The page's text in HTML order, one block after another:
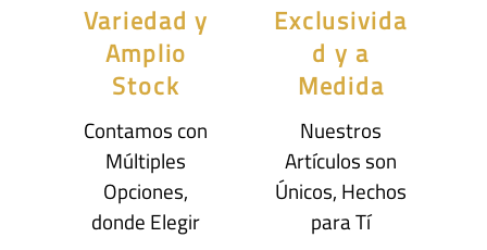
Variedad y
Amplio
Stock
Contamos con
Múltiples
Opciones,
donde Elegir
Exclusivida
d y a
Medida
Nuestros
Artículos son
Únicos, Hechos
para Tí